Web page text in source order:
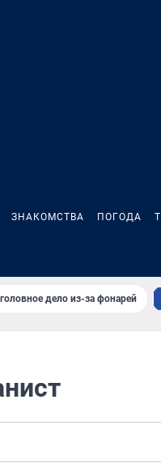
ЗНАКОМСТВА ПОГОДА
дело из-за фонарей